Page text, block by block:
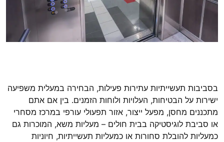
בסביבות תעשייתיות עתירות פעילות, הבחירה במעלית משפיעה
ישירות על הבטיחות, העלויות ולוחות הזמנים. בין אם אתם
מתכננים מחסן, מפעל ייצור, אזור תפעולי עורפי במרכז מסחרי
או סביבת לוגיסטיקה בבית חולים – מעליות משא, המוכרות גם
כמעליות להובלת סחורות או כמעליות תעשייתיות, חיוניות